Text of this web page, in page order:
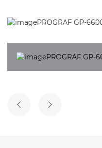
ПРЕДИШЕН СЛАЙД
СЛЕДВАЩ